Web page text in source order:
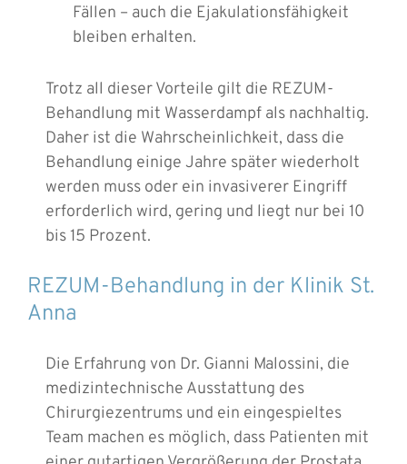
Fällen – auch die Ejakulationsfähigkeit
bleiben erhalten.
Trotz all dieser Vorteile gilt die REZUM-
Behandlung mit Wasserdampf als nachhaltig.
Daher ist die Wahrscheinlichkeit, dass die
Behandlung einige Jahre später wiederholt
werden muss oder ein invasiverer Eingriff
erforderlich wird, gering und liegt nur bei 10
bis 15 Prozent.
REZUM-Behandlung in der Klinik St.
Anna
Die Erfahrung von Dr. Gianni Malossini, die
medizintechnische Ausstattung des
Chirurgiezentrums und ein eingespieltes
Team machen es möglich, dass Patienten mit